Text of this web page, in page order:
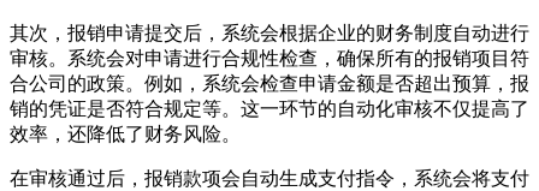
其次，报销申请提交后，系统会根据企业的财务制度自动进行
审核。系统会对申请进行合规性检查，确保所有的报销项目符
合公司的政策。例如，系统会检查申请金额是否超出预算，报
销的凭证是否符合规定等。这一环节的自动化审核不仅提高了
效率，还降低了财务风险。
在审核通过后，报销款项会自动生成支付指令，系统会将支付